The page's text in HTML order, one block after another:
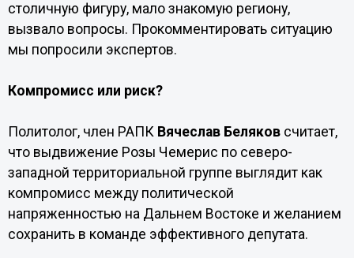
столичную фигуру, мало знакомую региону,
вызвало вопросы. Прокомментировать ситуацию
мы попросили экспертов.
Компромисс или риск?
Политолог, член РАПКВячеслав Беляковсчитает,
что выдвижение Розы Чемерис по северо-
западной территориальной группе выглядит как
компромисс между политической
напряженностью на Дальнем Востоке и желанием
сохранить в команде эффективного депутата.